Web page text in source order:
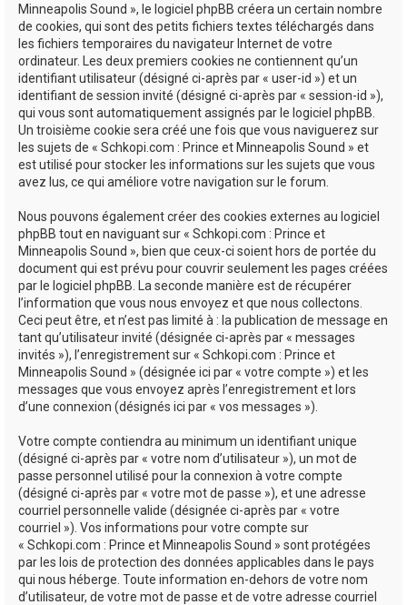
Minneapolis Sound », le logiciel phpBB créera un certain nombre
de cookies, qui sont des petits fichiers textes téléchargés dans
les fichiers temporaires du navigateur Internet de votre
ordinateur. Les deux premiers cookies ne contiennent qu’un
identifiant utilisateur (désigné ci-après par « user-id ») et un
identifiant de session invité (désigné ci-après par « session-id »),
qui vous sont automatiquement assignés par le logiciel phpBB.
Un troisième cookie sera créé une fois que vous naviguerez sur
les sujets de « Schkopi.com : Prince et Minneapolis Sound » et
est utilisé pour stocker les informations sur les sujets que vous
avez lus, ce qui améliore votre navigation sur le forum.
Nous pouvons également créer des cookies externes au logiciel
phpBB tout en naviguant sur « Schkopi.com : Prince et
Minneapolis Sound », bien que ceux-ci soient hors de portée du
document qui est prévu pour couvrir seulement les pages créées
par le logiciel phpBB. La seconde manière est de récupérer
l’information que vous nous envoyez et que nous collectons.
Ceci peut être, et n’est pas limité à : la publication de message en
tant qu’utilisateur invité (désignée ci-après par « messages
invités »), l’enregistrement sur « Schkopi.com : Prince et
Minneapolis Sound » (désignée ici par « votre compte ») et les
messages que vous envoyez après l’enregistrement et lors
d’une connexion (désignés ici par « vos messages »).
Votre compte contiendra au minimum un identifiant unique
(désigné ci-après par « votre nom d’utilisateur »), un mot de
passe personnel utilisé pour la connexion à votre compte
(désigné ci-après par « votre mot de passe »), et une adresse
courriel personnelle valide (désignée ci-après par « votre
courriel »). Vos informations pour votre compte sur
« Schkopi.com : Prince et Minneapolis Sound » sont protégées
par les lois de protection des données applicables dans le pays
qui nous héberge. Toute information en-dehors de votre nom
d’utilisateur, de votre mot de passe et de votre adresse courriel